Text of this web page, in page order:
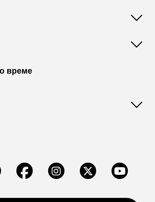
време
FacebookInstagramX Youtube